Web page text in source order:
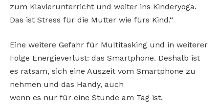
zum Klavierunterricht und weiter ins Kinderyoga.
Das ist Stress für die Mutter wie fürs Kind.“
Eine weitere Gefahr für Multitasking und in weiterer
Folge Energieverlust: das Smartphone. Deshalb ist
es ratsam, sich eine Auszeit vom Smartphone zu
nehmen und das Handy, auch
wenn es nur für eine Stunde am Tag ist,